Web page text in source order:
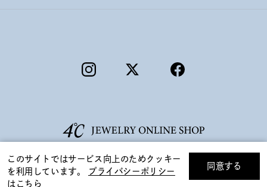
絞り込んで検索する
このサイトではサービス向上のためクッキー
を利用しています。
プライバシーポリシー
はこちら
同意する